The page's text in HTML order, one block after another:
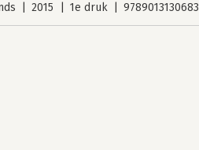
2015 1e druk 9789013130683